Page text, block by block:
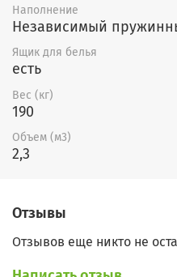
каталогов.
Наполнение
Независимый
Ящик для белья
есть
Вес (кг)
190
Объем (м3)
2,3
Отзывы
Отзывов еще никто не